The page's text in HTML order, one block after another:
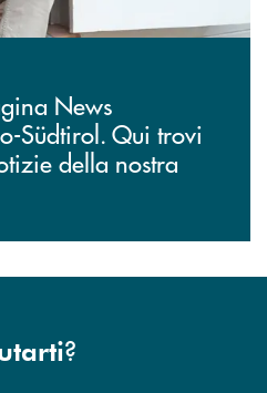
News
Südtirol. Qui trovi
della nostra
?